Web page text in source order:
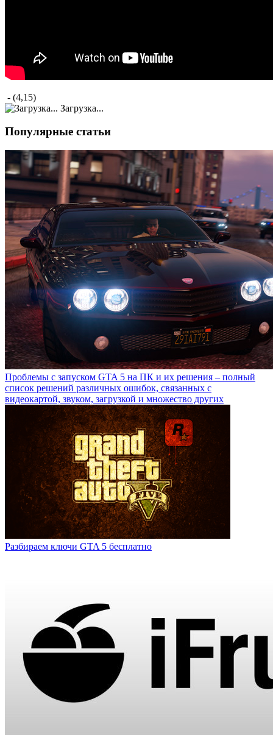
- (4,15)
Загрузка...
Популярные статьи
Проблемы с запуском GTA 5 на ПК и их решения – полный
список решений различных ошибок, связанных с
видеокартой, звуком, загрузкой и множество других
Разбираем ключи GTA 5 бесплатно